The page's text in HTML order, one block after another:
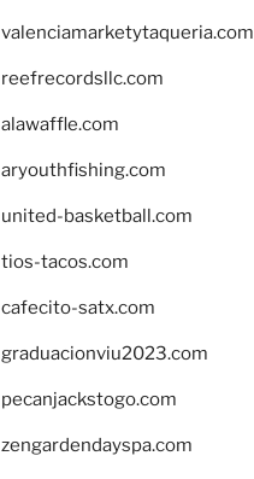
valenciamarketytaqueria.com
reefrecordsllc.com
alawaffle.com
aryouthfishing.com
united-basketball.com
tios-tacos.com
cafecito-satx.com
graduacionviu2023.com
pecanjackstogo.com
zengardendayspa.com